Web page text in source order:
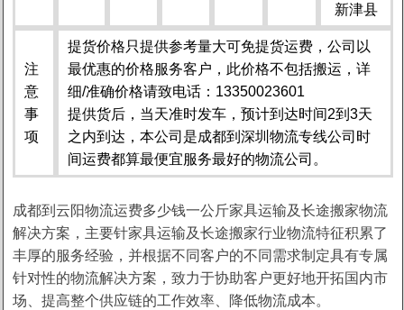
新津县
注
意
事
项
提货价格只提供参考量大可免提货运费，公司以
最优惠的价格服务客户，此价格不包括搬运，详
细/准确价格请致电话：13350023601
提供货后，当天准时发车，预计到达时间2到3天
之内到达，本公司是成都到深圳物流专线公司时
间运费都算最便宜服务最好的物流公司。
成都到云阳物流运费多少钱一公斤家具运输及长途搬家物流
解决方案，主要针家具运输及长途搬家行业物流特征积累了
丰厚的服务经验，并根据不同客户的不同需求制定具有专属
针对性的物流解决方案，致力于协助客户更好地开拓国内市
场、提高整个供应链的工作效率、降低物流成本。